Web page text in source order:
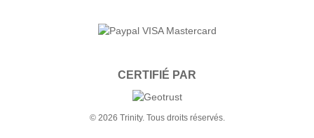
CERTIFIÉ PAR
© 2026 Trinity. Tous droits réservés.